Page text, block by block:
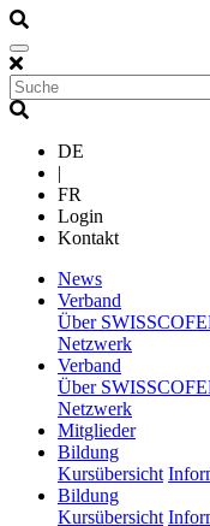
DE
|
FR
Login
Kontakt
News(current)
Verband
Über
Netzwerk
Verband
Über
Netzwerk
Mitglieder(current)
Bildung(current)
Kursübersicht
Bildung(current)
Kursübersicht